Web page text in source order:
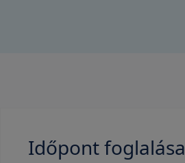
Időpont foglalása